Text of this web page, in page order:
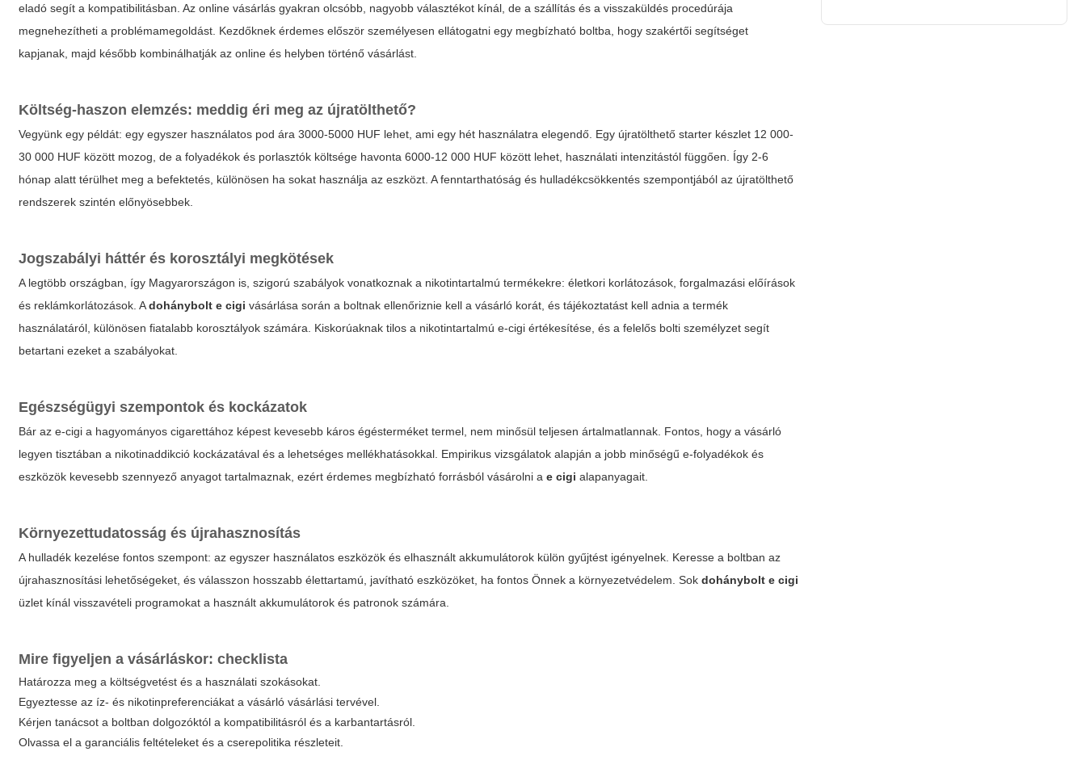
eladó segít a kompatibilitásban. Az online vásárlás gyakran olcsóbb, nagyobb választékot kínál, de a szállítás és a visszaküldés procedúrája
megnehezítheti a problémamegoldást. Kezdőknek érdemes először személyesen ellátogatni egy megbízható boltba, hogy szakértői segítséget
kapjanak, majd később kombinálhatják az online és helyben történő vásárlást.
Költség-haszon elemzés: meddig éri meg az újratölthető?
Vegyünk egy példát: egy egyszer használatos pod ára 3000-5000 HUF lehet, ami egy hét használatra elegendő. Egy újratölthető starter készlet 12 000-
30 000 HUF között mozog, de a folyadékok és porlasztók költsége havonta 6000-12 000 HUF között lehet, használati intenzitástól függően. Így 2-6
hónap alatt térülhet meg a befektetés, különösen ha sokat használja az eszközt. A fenntarthatóság és hulladékcsökkentés szempontjából az újratölthető
rendszerek szintén előnyösebbek.
Jogszabályi háttér és korosztályi megkötések
A legtöbb országban, így Magyarországon is, szigorú szabályok vonatkoznak a nikotintartalmú termékekre: életkori korlátozások, forgalmazási előírások
és reklámkorlátozások. Adohánybolt e cigi vásárlása során a boltnak ellenőriznie kell a vásárló korát, és tájékoztatást kell adnia a termék
használatáról, különösen fiatalabb korosztályok számára. Kiskorúaknak tilos a nikotintartalmú e-cigi értékesítése, és a felelős bolti személyzet segít
betartani ezeket a szabályokat.
Egészségügyi szempontok és kockázatok
Bár az e-cigi a hagyományos cigarettához képest kevesebb káros égésterméket termel, nem minősül teljesen ártalmatlannak. Fontos, hogy a vásárló
legyen tisztában a nikotinaddikció kockázatával és a lehetséges mellékhatásokkal. Empirikus vizsgálatok alapján a jobb minőségű e-folyadékok és
eszközök kevesebb szennyező anyagot tartalmaznak, ezért érdemes megbízható forrásból vásárolni ae cigi alapanyagait.
Környezettudatosság és újrahasznosítás
A hulladék kezelése fontos szempont: az egyszer használatos eszközök és elhasznált akkumulátorok külön gyűjtést igényelnek. Keresse a boltban az
újrahasznosítási lehetőségeket, és válasszon hosszabb élettartamú, javítható eszközöket, ha fontos Önnek a környezetvédelem. Sokdohánybolt e cigi
üzlet kínál visszavételi programokat a használt akkumulátorok és patronok számára.
Mire figyeljen a vásárláskor: checklista
Határozza meg a költségvetést és a használati szokásokat.
Egyeztesse az íz- és nikotinpreferenciákat a vásárló vásárlási tervével.
Kérjen tanácsot a boltban dolgozóktól a kompatibilitásról és a karbantartásról.
Olvassa el a garanciális feltételeket és a cserepolitika részleteit.